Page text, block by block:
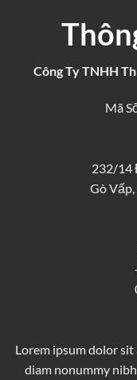
Công Ty TNHH
Mã
232/14
Gò
Lorem ipsum dolor
diam nonummy